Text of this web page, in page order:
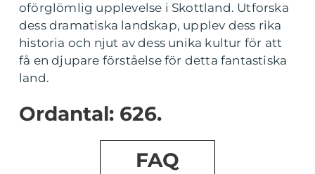
oförglömlig upplevelse i Skottland. Utforska
dess dramatiska landskap, upplev dess rika
historia och njut av dess unika kultur för att
få en djupare förståelse för detta fantastiska
land.
Ordantal: 626.
FAQ